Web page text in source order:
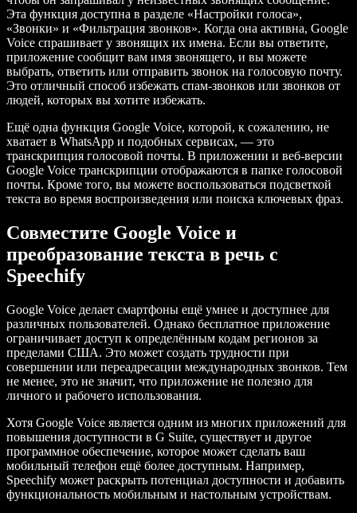
Эта функция доступна в разделе «Настройки голоса»,
«Звонки» и «Фильтрация звонков». Когда она активна, Google
Voice спрашивает у звонящих их имена. Если вы ответите,
приложение сообщит вам имя звонящего, и вы можете
выбрать, ответить или отправить звонок на голосовую почту.
Это отличный способ избежать спам-звонков или звонков от
людей, которых вы хотите избежать.
Ещё одна функция Google Voice, которой, к сожалению, не
хватает в WhatsApp и подобных сервисах, — это
транскрипция голосовой почты. В приложении и веб-версии
Google Voice транскрипции отображаются в папке голосовой
почты. Кроме того, вы можете воспользоваться подсветкой
текста во время воспроизведения или поиска ключевых фраз.
Совместите Google Voice и
преобразование текста в речь с
Speechify
Google Voice делает смартфоны ещё умнее и доступнее для
различных пользователей. Однако бесплатное приложение
ограничивает доступ к определённым кодам регионов за
пределами США. Это может создать трудности при
совершении или переадресации международных звонков. Тем
не менее, это не значит, что приложение не полезно для
личного и рабочего использования.
Хотя Google Voice является одним из многих приложений для
повышения доступности в G Suite, существует и другое
программное обеспечение, которое может сделать ваш
мобильный телефон ещё более доступным. Например,
Speechify может раскрыть потенциал доступности и добавить
функциональность мобильным и настольным устройствам.